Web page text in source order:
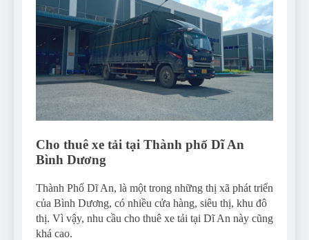
Cho thuê xe tải tại Thành phố Dĩ An
Bình Dương
Thành Phố Dĩ An, là một trong những thị xã phát triển
của Bình Dương, có nhiều cửa hàng, siêu thị, khu đô
thị. Vì vậy, nhu cầu cho thuê xe tải tại Dĩ An này cũng
khá cao.